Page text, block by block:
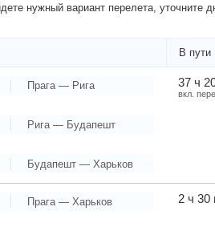
нужный вариант перелета, уточните
В пути
Прага — Рига
Рига — Будапешт
Будапешт — Харьков
37 ч
вкл.
Прага — Харьков 2 ч 30